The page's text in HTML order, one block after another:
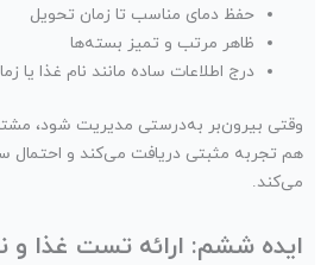
حفظ دمای مناسب تا زمان تحویل
ظاهر مرتب و تمیز بسته‌ها
درج اطلاعات ساده مانند نام غذا یا
وقتی بیرون‌بر به‌درستی مدیریت شود،
هم تجربه مثبتی دریافت می‌کند و احتمال
می‌کند.
ایده ششم: ارائه تست غذا و